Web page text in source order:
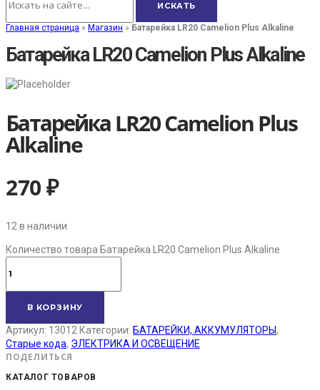
Главная страница » Магазин » Батарейка LR20 Camelion Plus Alkaline
Батарейка LR20 Camelion Plus Alkaline
Батарейка LR20 Camelion Plus
Alkaline
270₽
12 в наличии
Количество товара Батарейка LR20 Camelion Plus Alkaline
В КОРЗИНУ
Артикул: 13012 Категории: БАТАРЕЙКИ, АККУМУЛЯТОРЫ,
Старые кода, ЭЛЕКТРИКА И ОСВЕЩЕНИЕ
ПОДЕЛИТЬСЯ
КАТАЛОГ ТОВАРОВ